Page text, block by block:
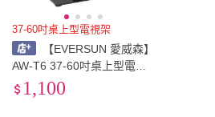
37-60吋桌上型電視架
【EVERSUN 愛威森】
AW-T6 37-60吋桌上型電視
架 1,100